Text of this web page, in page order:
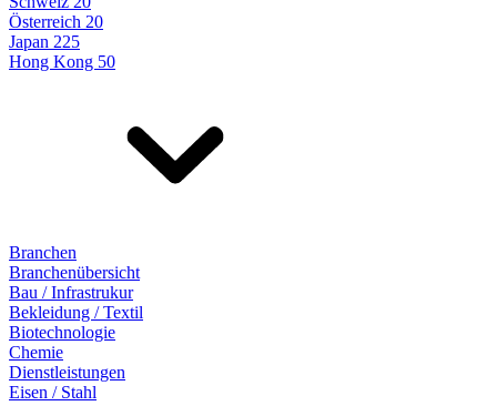
Österreich 20
Japan 225
Hong Kong 50
Branchen
Branchenübersicht
Bau / Infrastrukur
Bekleidung / Textil
Biotechnologie
Chemie
Dienstleistungen
Eisen / Stahl